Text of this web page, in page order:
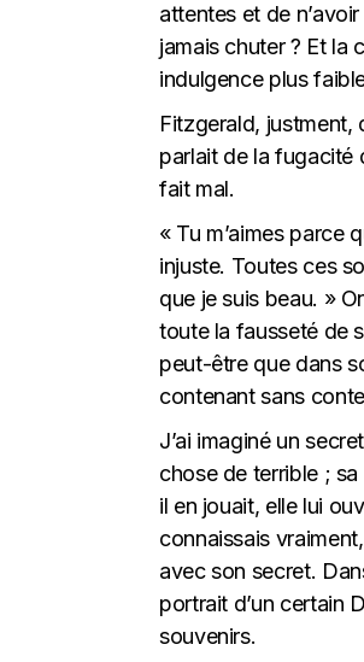
attentes et de
jamais chuter ? Et la
indulgence plus
Fitzgerald, justment,
parlait de la fugacité
fait mal.
« Tu m’aimes parce
injuste. Toutes ces
que je suis beau. »
toute la fausseté de
peut-être que dans
contenant sans
J’ai imaginé un
chose de terrible ;
il en jouait, elle lui
connaissais
avec son secret.
portrait d’un certain
souvenirs.